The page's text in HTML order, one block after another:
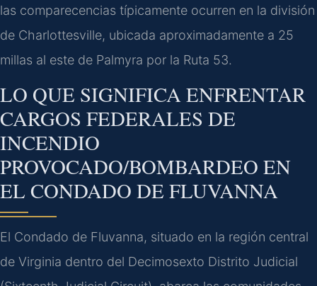
las comparecencias típicamente ocurren en la división
de Charlottesville, ubicada aproximadamente a 25
millas al este de Palmyra por la Ruta 53.
LO QUE SIGNIFICA ENFRENTAR
CARGOS FEDERALES DE
INCENDIO
PROVOCADO/BOMBARDEO EN
EL CONDADO DE FLUVANNA
El Condado de Fluvanna, situado en la región central
de Virginia dentro del Decimosexto Distrito Judicial